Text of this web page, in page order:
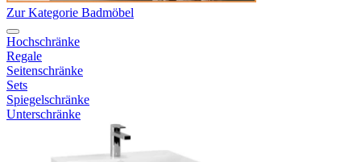
Zur Kategorie Badmöbel
Hochschränke
Regale
Seitenschränke
Sets
Spiegelschränke
Unterschränke